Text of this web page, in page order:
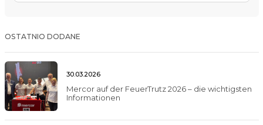
OSTATNIO DODANE
30.03.2026
Mercor auf der FeuerTrutz 2026 – die wichtigsten
Informationen